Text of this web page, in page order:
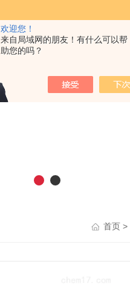
欢迎您！
来自局域网的朋友！有什么可以帮
助您的吗？
首页 >